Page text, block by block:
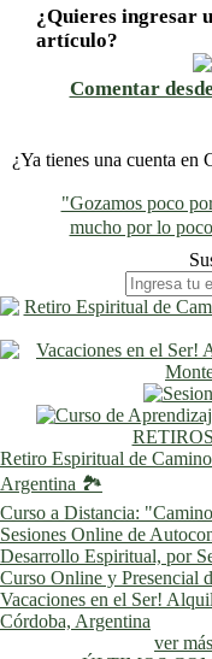
¿Quieres ingresar
artículo?
Comentar
¿Ya tienes una cuenta en
"Gozamos poco
mucho por lo
Retiro Espiritual de
Argentina 🏞️
Curso a Distancia:
Sesiones Online de
Desarrollo Espiritual, por
Curso Online y Presencial
Vacaciones en el Ser!
Córdoba, Argentina
ver